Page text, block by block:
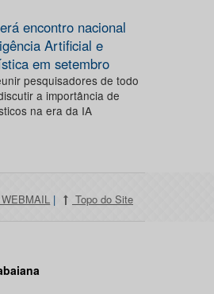
encontro nacional
Artificial e
em setembro
pesquisadores de todo
a importância de
na era da IA
WEBMAIL | Topo do Site